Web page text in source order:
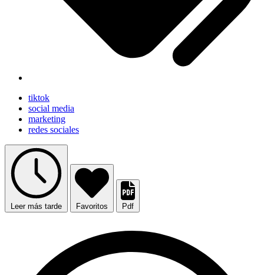
tiktok
social media
marketing
redes sociales
Leer más tarde Favoritos Pdf